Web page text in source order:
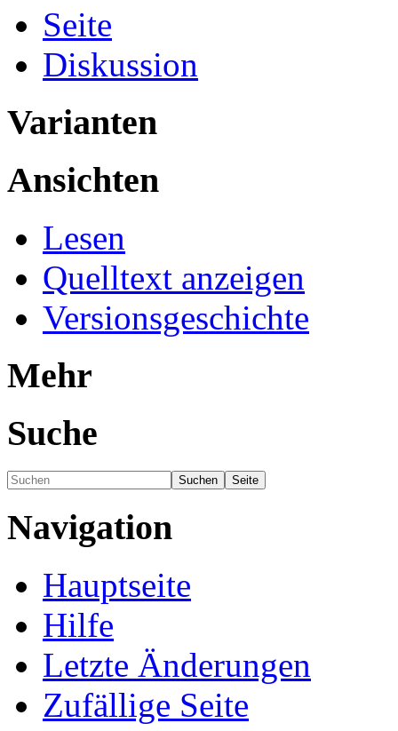
Seite
Diskussion
Varianten
Ansichten
Lesen
Quelltext anzeigen
Versionsgeschichte
Mehr
Suche
Navigation
Hauptseite
Hilfe
Letzte Änderungen
Zufällige Seite